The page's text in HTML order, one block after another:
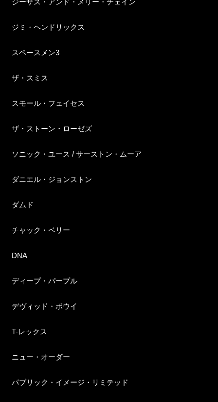
ジーザス・アンド・メリー・チェイン
ジミ・ヘンドリックス
スペースメン3
ザ・スミス
スモール・フェイセス
ザ・ストーン・ローゼズ
ソニック・ユース / サーストン・ムーア
ダニエル・ジョンストン
ダムド
チャック・ベリー
DNA
ディープ・パープル
デヴィッド・ボウイ
T-レックス
ニュー・オーダー
パブリック・イメージ・リミテッド